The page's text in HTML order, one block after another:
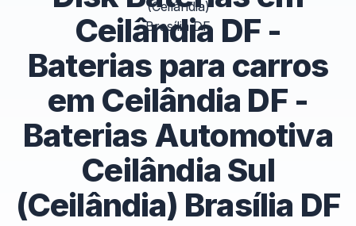
Ceilândia DF -
Baterias para carros
em Ceilândia DF -
Baterias Automotiva
Ceilândia Sul
(Ceilândia) Brasília DF